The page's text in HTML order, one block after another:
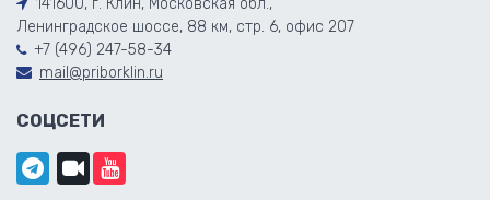
141600, г. Клин, Московская обл.,
Ленинградское шоссе, 88 км, стр. 6, офис 207
+7 (496) 247-58-34
mail@priborklin.ru
СОЦСЕТИ